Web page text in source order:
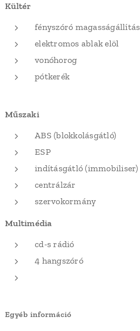
Kültér
fényszóró magasságállítás
elektromos ablak elöl
vonóhorog
pótkerék
Műszaki
ABS (blokkolásgátló)
ESP
indításgátló (immobiliser)
centrálzár
szervokormány
Multimédia
cd-s rádió
4 hangszóró
Egyéb információ